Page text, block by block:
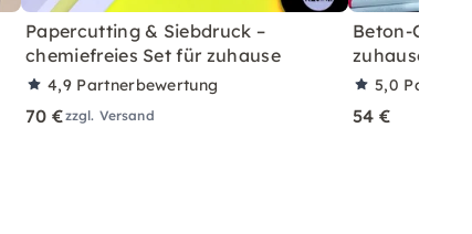
Papercutting & Siebdruck –
chemiefreies Set für zuhause
4,9 Partnerbewertung
70 €zzgl. Versand
Beton-
zuhause mit
5,0
54 €